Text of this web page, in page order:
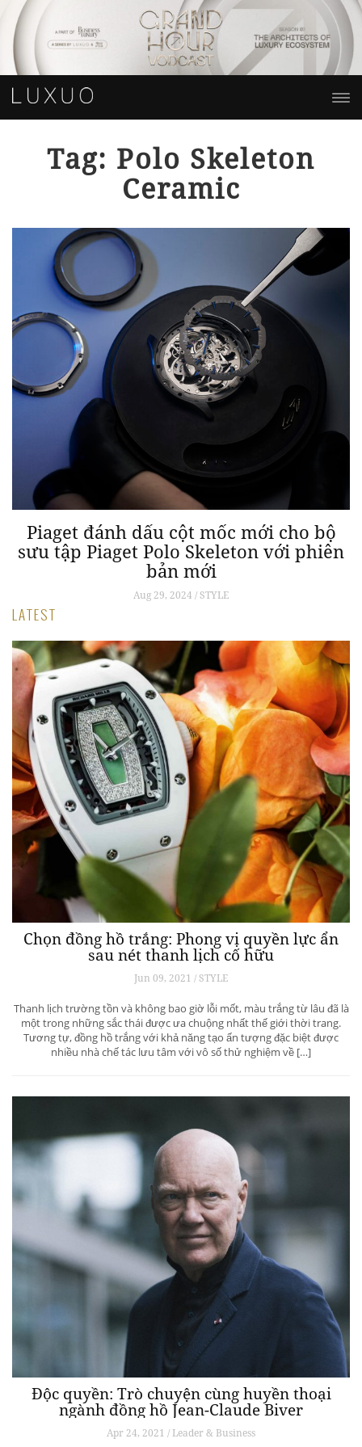
Tag: Polo Skeleton
Ceramic
Piaget đánh dấu cột mốc mới cho bộ
sưu tập Piaget Polo Skeleton với phiên
bản mới
Aug 29, 2024 / STYLE
LATEST
Chọn đồng hồ trắng: Phong vị quyền lực ẩn
sau nét thanh lịch cố hữu
Jun 09, 2021 / STYLE
Thanh lịch trường tồn và không bao giờ lỗi mốt, màu trắng từ lâu đã là
một trong những sắc thái được ưa chuộng nhất thế giới thời trang.
Tương tự, đồng hồ trắng với khả năng tạo ấn tượng đặc biệt được
nhiều nhà chế tác lưu tâm với vô số thử nghiệm về […]
Độc quyền: Trò chuyện cùng huyền thoại
ngành đồng hồ Jean-Claude Biver
Apr 24, 2021 / Leader & Business